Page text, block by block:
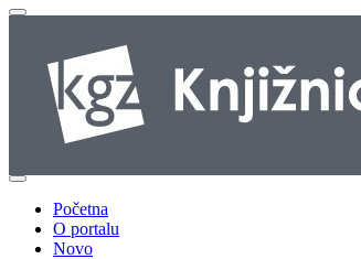
Početna
O portalu
Novo